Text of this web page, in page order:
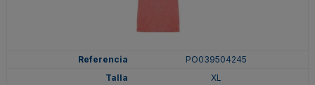
PO039504245
XL